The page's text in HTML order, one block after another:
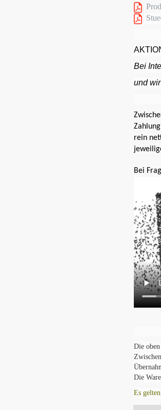
Bei
und
rein
Bei
Die
Die
Es